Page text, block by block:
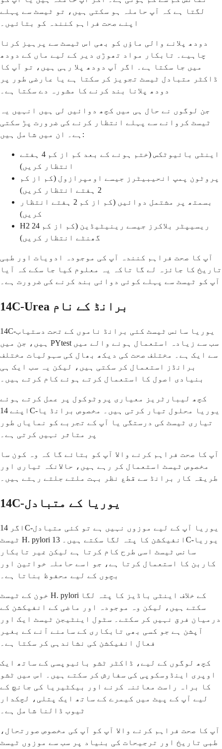
لگتا ہے کہ آپ حاملہ ہو سکتی ہیں، تو ٹیسٹ سے پہلے
اپنے صحت فراہم کنندہ کو بتائیں۔
دودھ پلانے والی ماؤں کو بھی اس ٹیسٹ سے پرہیز کرنا
چاہیے۔ تابکار مواد تھوڑی دیر کے لیے ماں کے دودھ
میں جا سکتا ہے۔ اگر آپ دودھ پلا رہی ہیں، تو آپ کا
ڈاکٹر متبادل ٹیسٹ تجویز کر سکتا ہے یا عارضی طور پر
دودھ پلانا بند کرنے کا مشورہ دے سکتا ہے۔
جن لوگوں نے حال ہی میں کچھ دوائیں لی ہیں انہیں یہ
ٹیسٹ کروانے سے پہلے انتظار کرنے کی ضرورت پڑ سکتی
ہے۔ ان میں شامل ہیں:
اینٹی بائیوٹکس (ختم ہونے کے بعد کم از کم 4 ہفتے
انتظار کریں)
پروٹون پمپ انحیبیٹرز جیسے اومپرازول (کم از کم
2 ہفتے انتظار کریں)
بسمتھ پر مشتمل دوائیں (کم از کم 2 ہفتے انتظار
کریں)
H2 ریسیپٹر بلاکرز جیسے رینیٹیڈین (کم از کم 24
گھنٹے انتظار کریں)
آپ کا صحت فراہم کنندہ آپ کی موجودہ ادویات اور طبی
تاریخ کا جائزہ لے گا تاکہ یہ معلوم کیا جا سکے کہ آیا
آپ کو ٹیسٹ سے پہلے کوئی دوائی بند کرنے کی ضرورت ہے۔
14C-Urea برانڈ کے نام
14C-یوریا سانس ٹیسٹ کئی برانڈ ناموں کے تحت دستیاب
ہیں، جن میں PYtest سب سے زیادہ استعمال ہونے والے میں
سے ایک ہے۔ مختلف صحت کی دیکھ بھال کی سہولیات مختلف
برانڈز استعمال کر سکتی ہیں، لیکن یہ سب ایک ہی
بنیادی اصول کا استعمال کرتے ہوئے کام کرتے ہیں۔
کچھ لیبارٹریز معیاری پروٹوکول پر عمل کرتے ہوئے
اپنے 14C-یوریا محلول تیار کرتی ہیں۔ مخصوص برانڈ یا
تیاری ٹیسٹ کی درستگی یا آپ کے تجربے کو نمایاں طور
پر متاثر نہیں کرتی ہے۔
آپ کا صحت فراہم کرنے والا آپ کو بتائے گا کہ وہ کون سا
مخصوص ٹیسٹ استعمال کر رہے ہیں، حالانکہ تیاری اور
طریقہ کار برانڈ سے قطع نظر بہت ملتے جلتے رہتے ہیں۔
14C-یوریا کے متبادل
اگر 14C-یوریا آپ کے لیے موزوں نہیں ہے تو کئی متبادل
ٹیسٹ H. pylori انفیکشن کا پتہ لگا سکتے ہیں۔ 13C-یوریا
سانس ٹیسٹ اسی طرح کام کرتا ہے لیکن غیر تابکار
کاربن کا استعمال کرتا ہے، جو اسے حاملہ خواتین اور
بچوں کے لیے محفوظ بناتا ہے۔
خون کے ٹیسٹ H. pylori کے خلاف اینٹی باڈیز کا پتہ لگا
سکتے ہیں، لیکن وہ موجودہ اور ماضی کے انفیکشن کے
درمیان فرق نہیں کر سکتے۔ سٹول اینٹیجن ٹیسٹ ایک اور
آپشن ہے جو کسی بھی تابکاری کے سامنے آنے کے بغیر
فعال انفیکشن کی نشاندہی کر سکتا ہے۔
کچھ لوگوں کے لیے، ڈاکٹر ٹشو بائیوپسی کے ساتھ ایک
اوپری اینڈوسکوپی کی سفارش کر سکتے ہیں۔ اس میں ٹشو
کا براہ راست معائنہ کرنے اور بیکٹیریا کی جانچ کے
لیے آپ کے پیٹ میں کیمرے کے ساتھ ایک پتلی، لچکدار
ٹیوب ڈالنا شامل ہے۔
آپ کا صحت فراہم کرنے والا آپ کو آپ کی مخصوص صورتحال،
طبی تاریخ اور ترجیحات کی بنیاد پر سب سے موزوں ٹیسٹ